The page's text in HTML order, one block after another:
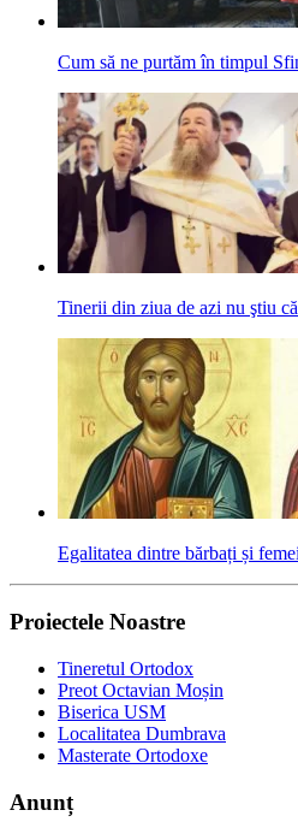
Cum să ne purtăm în timpul
Tinerii din ziua de azi nu ştiu
Egalitatea dintre bărbați și
Proiectele Noastre
Tineretul Ortodox
Preot Octavian Moșin
Biserica USM
Localitatea Dumbrava
Masterate Ortodoxe
Anunț